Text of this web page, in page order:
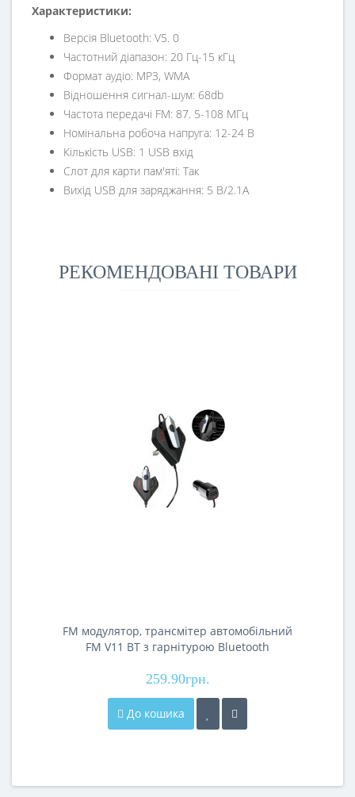
Характеристики:
Версія Bluetooth: V5. 0
Частотний діапазон: 20 Гц-15 кГц
Формат аудіо: MP3, WMA
Відношення сигнал-шум: 68db
Частота передачі FM: 87. 5-108 МГц
Номінальна робоча напруга: 12-24 В
Кількість USB: 1 USB вхід
Слот для карти пам'яті: Так
Вихід USB для заряджання: 5 В/2.1A
РЕКОМЕНДОВАНІ ТОВАРИ
FM модулятор, трансмітер автомобільний
FM V11 BT з гарнітурою Bluetooth
259.90грн.
До кошика